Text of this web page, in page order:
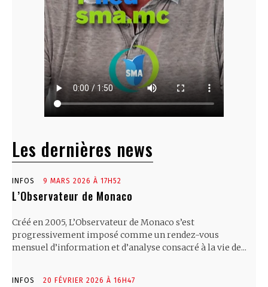
Les dernières news
INFOS 9 MARS 2026 À 17H52
L’Observateur de Monaco
Créé en 2005, L’Observateur de Monaco s’est
progressivement imposé comme un rendez-vous
mensuel d’information et d’analyse consacré à la vie de...
INFOS 20 FÉVRIER 2026 À 16H47